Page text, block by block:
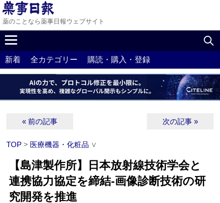
薬のことなら薬事日報ウェブサイト
新着 全カテゴリー 購読・購入・登録
« 前の記事 次の記事 »
TOP > 医療機器・化粧品 ∨
【島津製作所】日本放射線技術学会と
連携協力協定を締結‐画像診断技術の研
究開発を推進